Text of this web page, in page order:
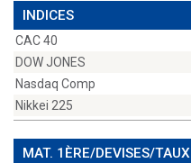
INDICES
CAC 40
DOW JONES
Nasdaq Comp
Nikkei 225
MAT. 1ÈRE/DEVISES/TAUX